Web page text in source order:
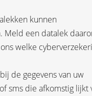
kunnen
Meld een datalek
welke
de gegevens van uw
sms die afkomstig lijkt